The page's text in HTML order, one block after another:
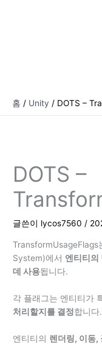
홈 Unity DOTS –
DOTS –
글쓴이 lycos7560/
System)에서 엔티티의
데 사용됩니다.
각 플래그는 엔티티가
처리할지를 결정합니다.
엔티티의 렌더링, 이동,